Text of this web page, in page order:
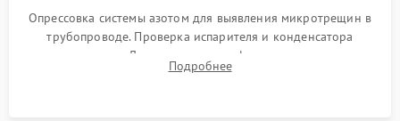
Опрессовка системы азотом для выявления микротрещин в
трубопроводе. Проверка испарителя и конденсатора
течеискателем. Демонтаж старого фильтра-осушителя и
продувка капиллярной трубки для устранения засоров.
Подробнее